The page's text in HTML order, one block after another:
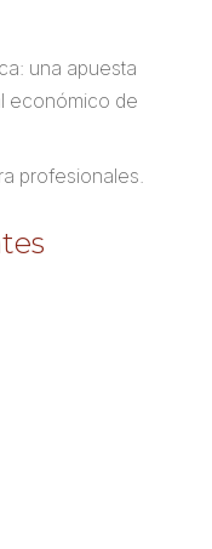
una apuesta
económico de
profesionales.